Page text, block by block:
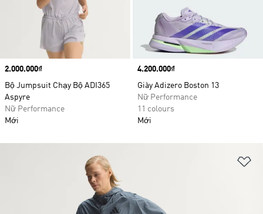
Price
2.000.000₫
Bộ Jumpsuit Chạy Bộ ADI365
Aspyre
Nữ Performance
Mới
Price
4.200.000₫
Giày Adizero Boston 13
Nữ Performance
11 colours
Mới